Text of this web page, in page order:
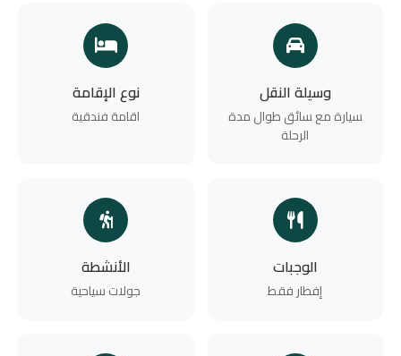
وسيلة النقل
سيارة مع سائق طوال مدة
الرحلة
نوع الإقامة
اقامة فندقية
الوجبات
إفطار فقط
الأنشطة
جولات سياحية